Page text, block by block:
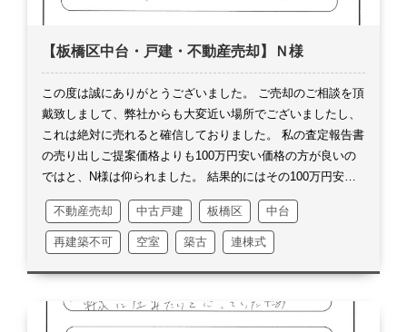
学区から探す
町名から探す
マップで探す
住宅ローン控除シミュレータ
新築戸建て
中古戸建て
マンション
【板橋区中台・戸建・不動産売却】Ｎ様
この度は誠にありがとうございました。
ご売却のご相談を頂
戴致しまして、弊社からも大変近い場所でございましたし、
これは絶対に売れると確信しておりました。 私の査定報告書
の売り出しご提案価格よりも100万円安い価格の方が良いの
ではと、N様は仰られました。 結果的にはその100万円安く
販売させて頂いた事が、スピーディーなお取引に繋がったの
だと思います。 私の中でとても印象に残っている事がござい
ます。何かといいますと、今回ご購入頂きましたお客様との
です。たまたま外出中で、お電話は奥様にご対応頂きまし
て、折り返し対応にして頂きました。 早々に折り返しのお電
不動産売却 中古戸建 板橋区 中台
再建築不可 空室 築古 連棟式